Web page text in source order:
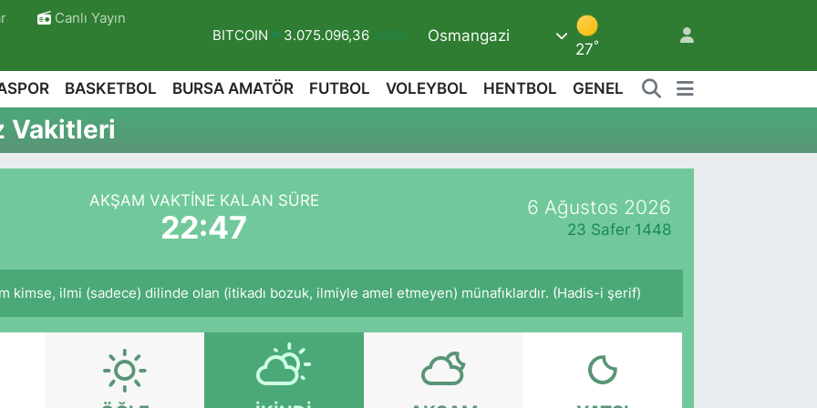
Canlı Yayın
BITCOIN 3.075.096,36 %0.69
DOLAR
47,6006 %0.06
EURO
55,0250
%0.02
GRAM ALTIN
6513.94 %0.32
BİST100
Osmangazi
27°
BASKETBOL BURSA AMATÖR FUTBOL VOLEYBOL HENTBOL GENEL
Vakitleri
AKŞAM VAKTINE KALAN SÜRE
22:46
6 Ağustos 2026
23 Safer 1448
kimse, ilmi (sadece) dilinde olan (itikadı bozuk, ilmiyle amel etmeyen) münafıklardır. (Hadis-i şerif)